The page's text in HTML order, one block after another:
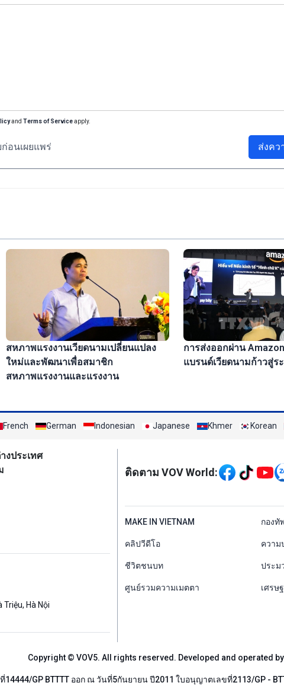
and Terms of Serviceapply.
อนเผยแพร่ ส่งคว
สหภาพแรงงานเวียดนามเปลี่ยนแปลง
ใหม่และพัฒนาเพื่อสมาชิก
สหภาพแรงงานและแรงงาน
การส่งออกผ่าน
แบรนด์เวียดนามก้าวสู่ร
French German Indonesian Japanese Khmer Korean
งประเทศ
Hà Nội
Mạng xã hội
ติดตาม VOV World:
menu footer tiếng
MAKE IN VIETNAM กองทั
คลิปวีดีโอ ความ
ชีวิตชนบท ประม
ศูนย์รวมความเมตตา เศรษ
Copyright © VOV5. All rights reserved. Developed and operated
GP BTTTT ออก ณ วันที่5กันยายน ปี2011 ใบอนุญาตเลขที่2113/GP -